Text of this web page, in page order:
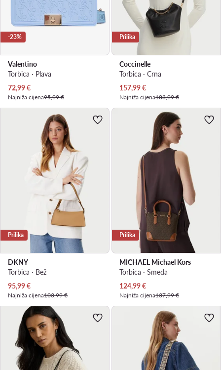
-23%
Valentino
Torbica · Plava
Trenutna cijena
72,99€
Najniža cijena95,99 €
Prilika
Coccinelle
Torbica · Crna
Trenutna cijena
157,99€
Najniža cijena183,99 €
Prilika
DKNY
Torbica · Bež
Trenutna cijena
95,99€
Najniža cijena103,99 €
Prilika
MICHAEL Michael Kors
Torbica · Smeđa
Trenutna cijena
124,99€
Najniža cijena137,99 €